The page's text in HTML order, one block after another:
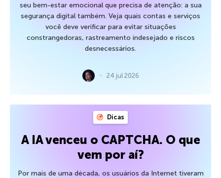
seu bem-estar emocional que precisa de atenção: a sua
segurança digital também. Veja quais contas e serviços
você deve verificar para evitar situações
constrangedoras, rastreamento indesejado e riscos
desnecessários.
24 jul 2026
Dicas
A IA venceu o CAPTCHA. O que
vem por aí?
Por mais de uma década, os usuários da Internet tiveram